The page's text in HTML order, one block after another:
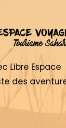
Libre Espace
des